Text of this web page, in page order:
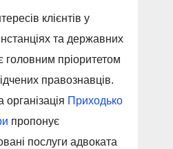
клієнтів у
та державних
головним пріоритетом
правознавців.
Приходько
пропонує
послуги адвоката